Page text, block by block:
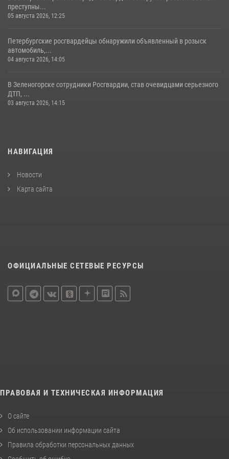
преступны...
05 августа 2026, 12:25
Петербургские росгвардейцы обнаружили объявленный в розыск
автомобиль,...
04 августа 2026, 14:05
В Зеленогорске сотрудники Росгвардии, став очевидцами серьезного
ДТП, ...
03 августа 2026, 14:15
НАВИГАЦИЯ
Новости
Карта сайта
ОФИЦИАЛЬНЫЕ СЕТЕВЫЕ РЕСУРСЫ
ПРАВОВАЯ И ТЕХНИЧЕСКАЯ ИНФОРМАЦИЯ
О сайте
Об использовании информации сайта
Правила обработки персональных данных